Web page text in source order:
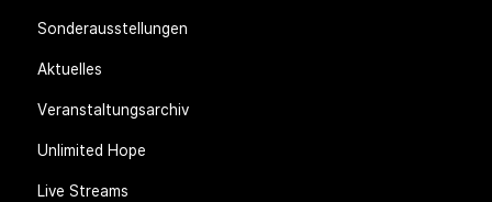
Sonderausstellungen
Aktuelles
Veranstaltungsarchiv
Unlimited Hope
Live Streams